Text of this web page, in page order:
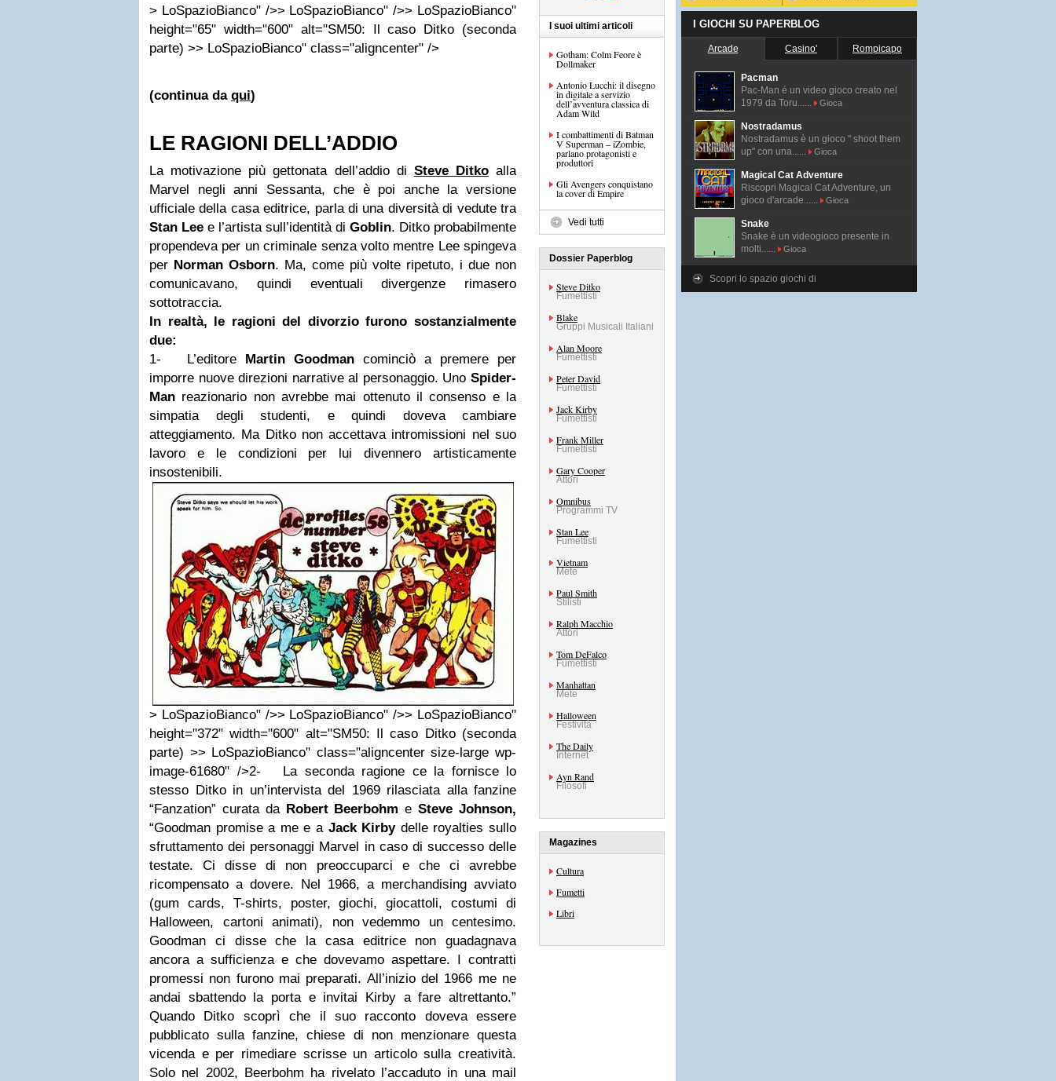
> LoSpazioBianco" />> LoSpazioBianco" />> LoSpazioBianco"
height="65" width="600" alt="SM50: Il caso Ditko (seconda
parte) >> LoSpazioBianco" class="aligncenter" />
(continua da qui)
LE RAGIONI DELL’ADDIO
La motivazione più gettonata dell’addio di Steve Ditkoalla
Marvel negli anni Sessanta, che è poi anche la versione
ufficiale della casa editrice, parla di una diversità di vedute tra
Stan Lee e l’artista sull’identità di Goblin. Ditko probabilmente
propendeva per un criminale senza volto mentre Lee spingeva
per Norman Osborn. Ma, come più volte ripetuto, i due non
comunicavano, quindi eventuali divergenze rimasero
sottotraccia.
In realtà, le ragioni del divorzio furono sostanzialmente
due:
1- L’editore Martin Goodman cominciò a premere per
imporre nuove direzioni narrative al personaggio. Uno Spider-
Man reazionario non avrebbe mai ottenuto il consenso e la
simpatia degli studenti, e quindi doveva cambiare
atteggiamento. Ma Ditko non accettava intromissioni nel suo
lavoro e le condizioni per lui divennero artisticamente
insostenibili.
> LoSpazioBianco" />> LoSpazioBianco" />> LoSpazioBianco"
height="372" width="600" alt="SM50: Il caso Ditko (seconda
parte) >> LoSpazioBianco" class="aligncenter size-large wp-
image-61680" />2- La seconda ragione ce la fornisce lo
stesso Ditko in un’intervista del 1969 rilasciata alla fanzine
“Fanzation” curata da Robert Beerbohm eSteve Johnson,
“Goodman promise a me e a Jack Kirbydelle royalties sullo
sfruttamento dei personaggi Marvel in caso di successo delle
testate. Ci disse di non preoccuparci e che ci avrebbe
ricompensato a dovere. Nel 1966, a merchandising avviato
(gum cards, T-shirts, poster, giochi, giocattoli, costumi di
Halloween, cartoni animati), non vedemmo un centesimo.
Goodman ci disse che la casa editrice non guadagnava
ancora a sufficienza e che dovevamo aspettare. I contratti
promessi non furono mai preparati. All’inizio del 1966 me ne
andai sbattendo la porta e invitai Kirby a fare altrettanto.”
Quando Ditko scoprì che il suo racconto doveva essere
pubblicato sulla fanzine, chiese di non menzionare questa
vicenda e per rimediare scrisse un articolo sulla creatività.
Solo nel 2002, Beerbohm ha rivelato l’accaduto in una mail
I suoi ultimi articoli
Gotham: Colm Feore è
Dollmaker
Antonio Lucchi: il disegno
in digitale a servizio
dell’avventura classica di
Adam Wild
I combattimenti di Batman
V Superman – iZombie,
parlano protagonisti e
produttori
Gli Avengers conquistano
la cover di Empire
Vedi tutti
Dossier Paperblog
Steve Ditko
Fumettisti
Blake
Gruppi Musicali Italiani
Alan Moore
Fumettisti
Peter David
Fumettisti
Jack Kirby
Fumettisti
Frank Miller
Fumettisti
Gary Cooper
Attori
Omnibus
Programmi TV
Stan Lee
Fumettisti
Vietnam
Mete
Paul Smith
Stilisti
Ralph Macchio
Attori
Tom DeFalco
Fumettisti
Manhattan
Mete
Halloween
Festività
The Daily
Internet
Ayn Rand
Filosofi
Magazines
Cultura
Fumetti
Libri
I GIOCHI SU PAPERBLOG
Arcade Casino' Rompicapo
Pacman
Pac-Man é un video gioco creato nel
1979 da Toru......
Gioca
Nostradamus
Nostradamus è un gioco " shoot them
up" con una......
Gioca
Magical Cat Adventure
Riscopri Magical Cat Adventure, un
gioco d'arcade......
Gioca
Snake
Snake è un videogioco presente in
molti......
Gioca
Scopri lo spazio giochi di